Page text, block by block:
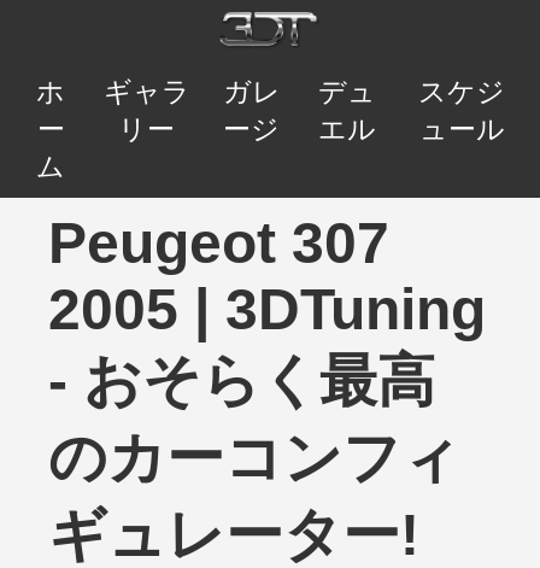
ホ
ー
ム
ギャラ
リー
ガレ
ージ
デュ
エル
スケジ
ュール
Peugeot 307
2005 | 3DTuning
- おそらく最高
のカーコンフィ
ギュレーター!